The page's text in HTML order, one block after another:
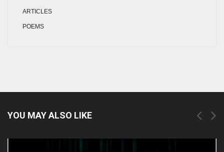
ARTICLES
POEMS
YOU MAY ALSO LIKE